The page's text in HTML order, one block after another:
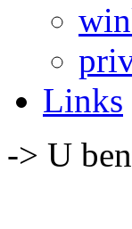
Links
-> U